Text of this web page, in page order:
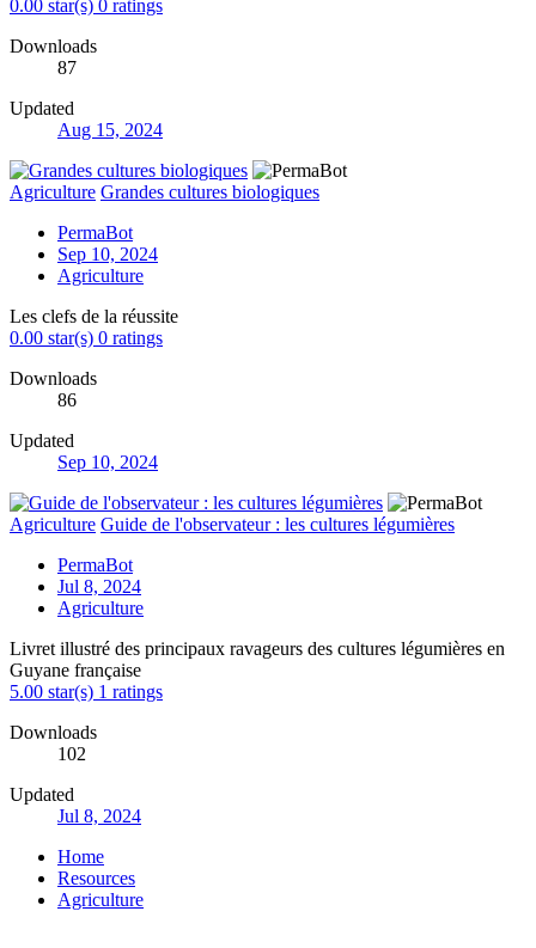
0.00 star(s) 0 ratings
Downloads
87
Updated
Aug 15, 2024
Agriculture Grandes cultures biologiques
PermaBot
Sep 10, 2024
Agriculture
Les clefs de la réussite
0.00 star(s) 0 ratings
Downloads
86
Updated
Sep 10, 2024
Agriculture Guide de l'observateur : les cultures légumières
PermaBot
Jul 8, 2024
Agriculture
Livret illustré des principaux ravageurs des cultures légumières en
Guyane française
5.00 star(s) 1 ratings
Downloads
102
Updated
Jul 8, 2024
Home
Resources
Agriculture